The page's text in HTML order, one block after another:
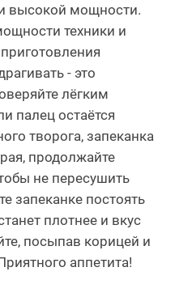
высокой мощности.
техники и
- это
лёгким
палец остаётся
творога, запеканка
продолжайте
не пересушить
запеканке постоять
плотнее и вкус
посыпав корицей и
аппетита!